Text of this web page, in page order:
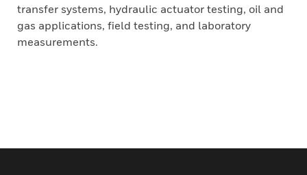
transfer systems, hydraulic actuator testing, oil and
gas applications, field testing, and laboratory
measurements.